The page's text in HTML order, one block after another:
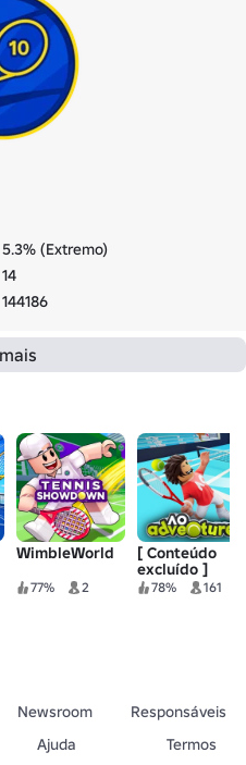
5.3% (Extremo)
14
144186
WimbleWorld
77% 2
[ Conteúdo
excluído ]
78% 161
Newsroom
Responsáveis
Ajuda Termos